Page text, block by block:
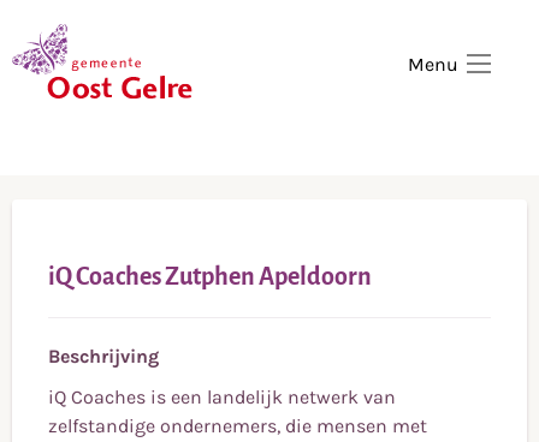
Menu
iQ Coaches Zutphen Apeldoorn
Beschrijving
iQ Coaches is een landelijk netwerk van
zelfstandige ondernemers, die mensen met